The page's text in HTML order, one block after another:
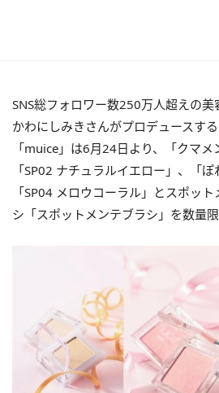
SNS総フォロワー数250万人超えの美
かわにしみきさんがプロデュースす
「muice」は6月24日より、「クマ
「SP02 ナチュラルイエロー」、「
「SP04 メロウコーラル」とスポッ
シ「スポットメンテブラシ」を数量